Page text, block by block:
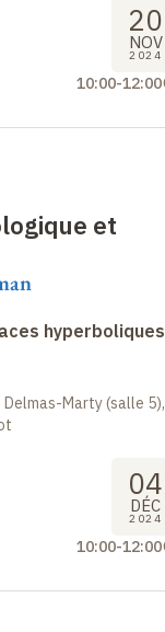
20
NOV
2024
10:00-12:00
et
hyperboliques
Marty (salle 5),
04
DÉC
2024
10:00-12:00